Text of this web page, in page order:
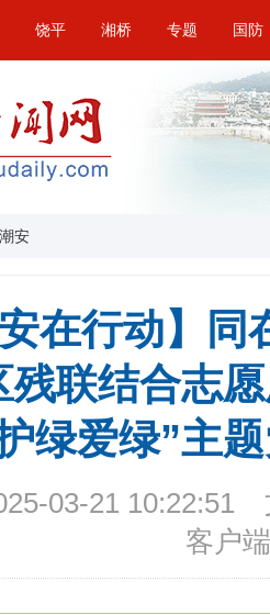
饶平 湘桥 专题 国防
潮安
安在行动】
联结合志愿
绿爱绿”主
03-21 10:22:51
客户端